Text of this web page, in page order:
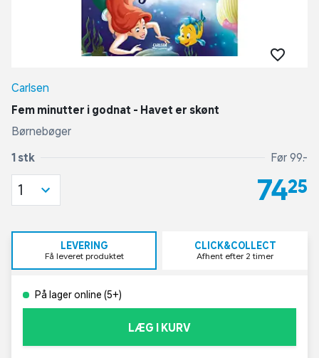
Carlsen
Fem minutter i godnat - Havet er skønt
Børnebøger
1 stk Før 99,-
74,25
1
LEVERING
Få leveret produktet
CLICK&COLLECT
Afhent efter 2 timer
På lager online (5+)
LÆG I KURV